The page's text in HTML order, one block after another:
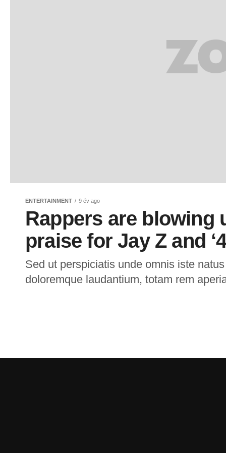
ENTERTAINMENT 9 év ago
Rappers are blowing
praise for Jay Z and
Sed ut perspiciatis unde omnis iste
doloremque laudantium, totam rem